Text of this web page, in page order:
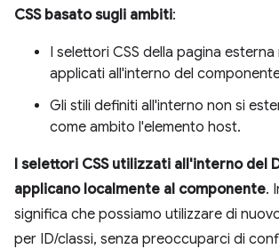
CSS basato sugli ambiti:
I selettori CSS della pagina
applicati all'interno del
Gli stili definiti all'interno non si
come ambito l'elemento host.
I selettori CSS utilizzati all'interno del
applicano localmente al componente.
significa che possiamo utilizzare di
per ID/classi, senza preoccuparci di